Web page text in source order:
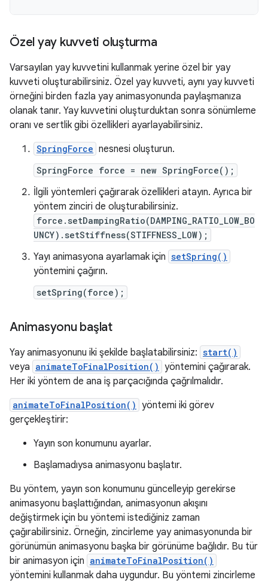
Özel yay kuvveti oluşturma
Varsayılan yay kuvvetini kullanmak yerine özel bir yay
kuvveti oluşturabilirsiniz. Özel yay kuvveti, aynı yay kuvveti
örneğini birden fazla yay animasyonunda paylaşmanıza
olanak tanır. Yay kuvvetini oluşturduktan sonra sönümleme
oranı ve sertlik gibi özellikleri ayarlayabilirsiniz.
SpringForce nesnesi oluşturun.
SpringForce force = new SpringForce();
İlgili yöntemleri çağırarak özellikleri atayın. Ayrıca bir
yöntem zinciri de oluşturabilirsiniz.
force.setDampingRatio(DAMPING_RATIO_LOW_BO
UNCY).setStiffness(STIFFNESS_LOW);
Yayı animasyona ayarlamak için setSpring()
yöntemini çağırın.
setSpring(force);
Animasyonu başlat
Yay animasyonunu iki şekilde başlatabilirsiniz: start()
veya animateToFinalPosition() yöntemini çağırarak.
Her iki yöntem de ana iş parçacığında çağrılmalıdır.
animateToFinalPosition() yöntemi iki görev
gerçekleştirir:
Yayın son konumunu ayarlar.
Başlamadıysa animasyonu başlatır.
Bu yöntem, yayın son konumunu güncelleyip gerekirse
animasyonu başlattığından, animasyonun akışını
değiştirmek için bu yöntemi istediğiniz zaman
çağırabilirsiniz. Örneğin, zincirleme yay animasyonunda bir
görünümün animasyonu başka bir görünüme bağlıdır. Bu tür
bir animasyon için animateToFinalPosition()
yöntemini kullanmak daha uygundur. Bu yöntemi zincirleme